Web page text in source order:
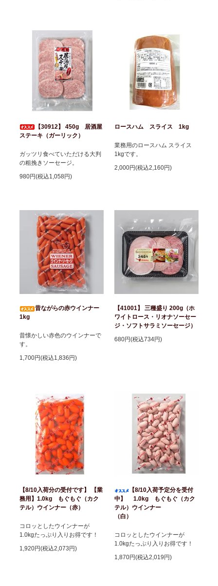
【30912】 450g 居酒屋
ステーキ（ガーリック）
ガッツリ食べていただける大判
の粗挽きソーセージ。
980円(税込1,058円)
ロースハム スライス 1kg
業務用のロースハム スライス
1kgです。
2,000円(税込2,160円)
昔ながらの赤ウインナー
1kg
昔懐かしい赤色のウインナーで
す。
1,700円(税込1,836円)
【41001】 三種盛り 200g（ホ
ワイトロース・リオナソーセー
ジ・ソフトサラミソーセージ）
680円(税込734円)
【8/10入荷分の受付です】 【業
務用】1.0kg もぐもぐ（カク
テル）ウインナー（赤）
コロッとしたウインナーが
1.0kgたっぷり入りお得です！
1,920円(税込2,073円)
【8/10入荷予定分を受付
中】 1.0kg もぐもぐ（カク
テル）ウインナー
（白）
コロッとしたウインナーが
1.0kgたっぷり入りお得です！
1,870円(税込2,019円)